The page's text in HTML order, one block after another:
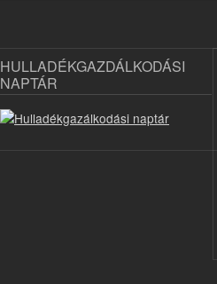
HULLADÉKGAZDÁLKODÁSI
NAPTÁR